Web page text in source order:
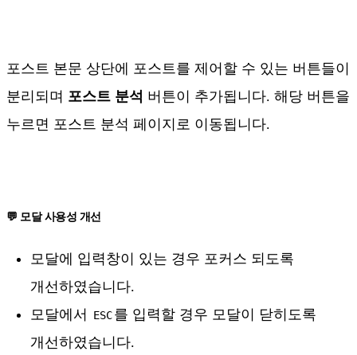
포스트 본문 상단에 포스트를 제어할 수 있는 버튼들이
분리되며 포스트 분석 버튼이 추가됩니다. 해당 버튼을
누르면 포스트 분석 페이지로 이동됩니다.
💬 모달 사용성 개선
모달에 입력창이 있는 경우 포커스 되도록
개선하였습니다.
모달에서
ESC를 입력할 경우 모달이 닫히도록
개선하였습니다.